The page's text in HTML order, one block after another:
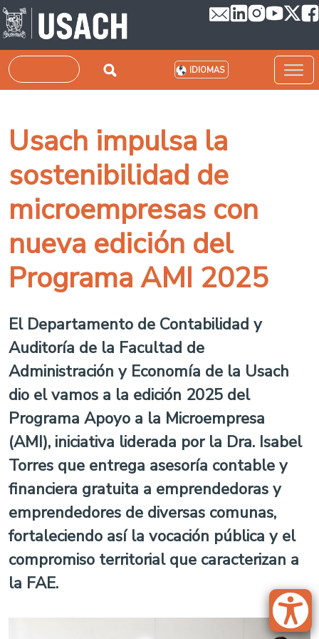
Pasar al contenido principal
Buscar IDIOMAS
Usach impulsa la
sostenibilidad de
microempresas con
nueva edición del
Programa AMI 2025
El Departamento de Contabilidad y
Auditoría de la Facultad de
Administración y Economía de la Usach
dio el vamos a la edición 2025 del
Programa Apoyo a la Microempresa
(AMI), iniciativa liderada por la Dra. Isabel
Torres que entrega asesoría contable y
financiera gratuita a emprendedoras y
emprendedores de diversas comunas,
fortaleciendo así la vocación pública y el
compromiso territorial que caracterizan a
la FAE.